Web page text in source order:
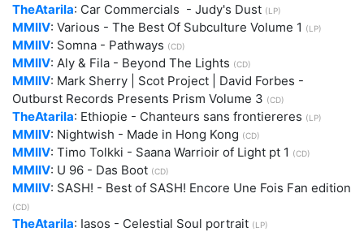
TheAtarila: Car Commercials ‎ - Judy's Dust (LP)
MMIIV: Various - The Best Of Subculture Volume 1 (LP)
MMIIV: Somna - Pathways (CD)
MMIIV: Aly & Fila - Beyond The Lights (CD)
MMIIV: Mark Sherry | Scot Project | David Forbes -
Outburst Records Presents Prism Volume 3 (CD)
TheAtarila: Ethiopie - Chanteurs sans frontiereres (LP)
MMIIV: Nightwish - Made in Hong Kong (CD)
MMIIV: Timo Tolkki - Saana Warrioir of Light pt 1 (CD)
MMIIV: U 96 - Das Boot (CD)
MMIIV: SASH! - Best of SASH! Encore Une Fois Fan edition
(CD)
TheAtarila: Iasos - Celestial Soul portrait (LP)